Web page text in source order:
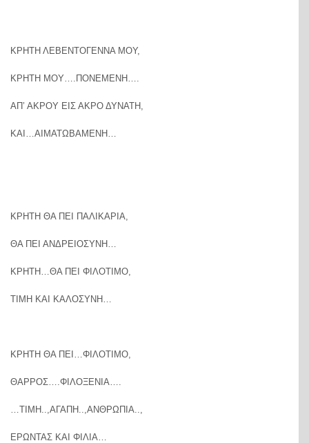
ΚΡΗΤΗ ΛΕΒΕΝΤΟΓΕΝΝΑ ΜΟΥ,
ΚΡΗΤΗ ΜΟΥ….ΠΟΝΕΜΕΝΗ….
ΑΠ’ ΑΚΡΟΥ ΕΙΣ ΑΚΡΟ ΔΥΝΑΤΗ,
ΚΑΙ…ΑΙΜΑΤΩΒΑΜΕΝΗ…
ΚΡΗΤΗ ΘΑ ΠΕΙ ΠΑΛΙΚΑΡΙΑ,
ΘΑ ΠΕΙ ΑΝΔΡΕΙΟΣΥΝΗ…
ΚΡΗΤΗ…ΘΑ ΠΕΙ ΦΙΛΟΤΙΜΟ,
ΤΙΜΗ ΚΑΙ ΚΑΛΟΣΥΝΗ…
ΚΡΗΤΗ ΘΑ ΠΕΙ…ΦΙΛΟΤΙΜΟ,
ΘΑΡΡΟΣ….ΦΙΛΟΞΕΝΙΑ….
…ΤΙΜΗ..,ΑΓΑΠΗ..,ΑΝΘΡΩΠΙΑ..,
ΕΡΩΝΤΑΣ ΚΑΙ ΦΙΛΙΑ…